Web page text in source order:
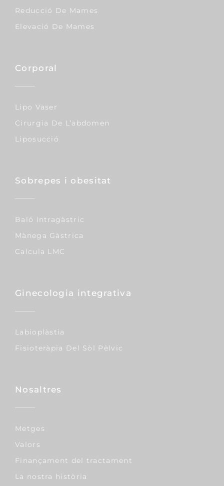
Reducció De Mames
Elevació De Mames
Corporal
Lipo Vaser
Cirurgia De L’abdomen
Liposucció
Sobrepes i obesitat
Baló Intragàstric
Mànega Gàstrica
Calcula LMC
Ginecologia integrativa
Labioplàstia
Fisioteràpia Del Sòl Pèlvic
Nosaltres
Metges
Valors
Finançament del tractament
La nostra història